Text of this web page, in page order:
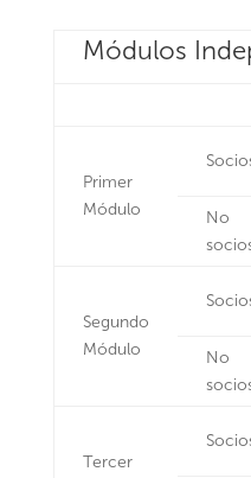
Módulos
Primer
Módulo
No
Segundo
Módulo
No
Tercer